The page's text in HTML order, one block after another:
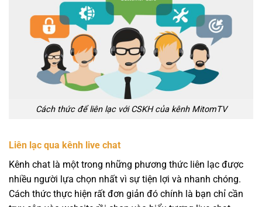
Cách thức để liên lạc với CSKH của kênh MitomTV
Liên lạc qua kênh live chat
Kênh chat là một trong những phương thức liên lạc được
nhiều người lựa chọn nhất vì sự tiện lợi và nhanh chóng.
Cách thức thực hiện rất đơn giản đó chính là bạn chỉ cần